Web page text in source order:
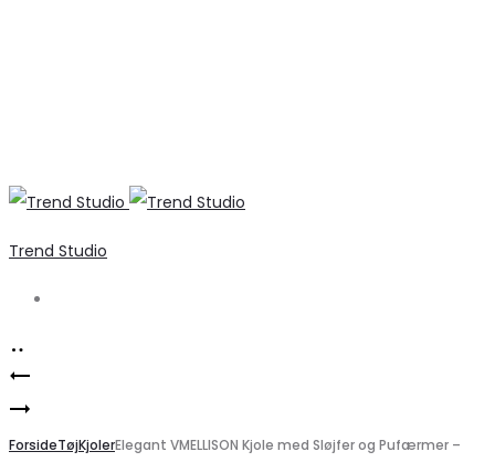
Trend Studio
Product
navigation
Château
B.YOUNG
Højhalset
ForsideTøjKjolerElegant VMELLISON Kjole med Sløjfer og Pufærmer –